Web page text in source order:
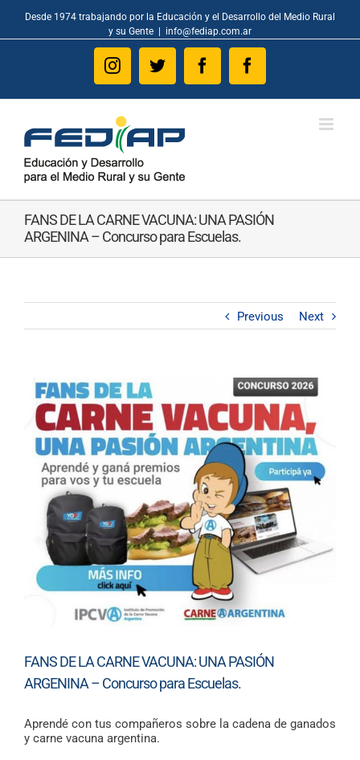
content
Desde 1974 trabajando por la Educación y el Desarrollo del Medio Rural
y su Gente
info@fediap.com.ar
InstagramTwitter Facebook
FANS DE LA CARNE VACUNA: UNA PASIÓN
ARGENINA – Concurso para Escuelas.
Previous Next
View
Larger
Image
FANS DE LA CARNE VACUNA: UNA PASIÓN
ARGENINA – Concurso para Escuelas.
Aprendé con tus compañeros sobre la cadena de ganados
y carne vacuna argentina.